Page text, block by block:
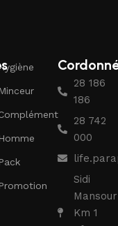
Minceur
Homme
Pack
Promotion
28 186
186
28 742
000
Sidi
Mansour
Km 1